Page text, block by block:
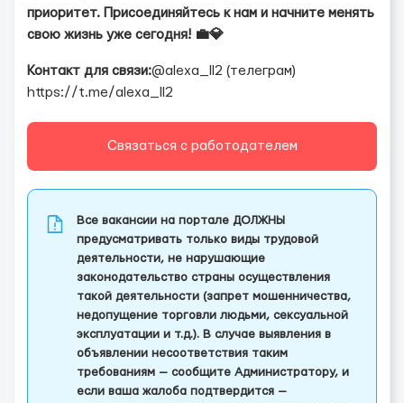
приоритет. Присоединяйтесь к нам и начните менять
свою жизнь уже сегодня! 💼💎
Контакт для связи:@alexa_ll2 (телеграм)
https://t.me/alexa_ll2
Связаться с работодателем
Все вакансии на портале ДОЛЖНЫ
предусматривать только виды трудовой
деятельности, не нарушающие
законодательство страны осуществления
такой деятельности (запрет мошенничества,
недопущение торговли людьми, сексуальной
эксплуатации и т.д.). В случае выявления в
объявлении несоответствия таким
требованиям — сообщите Администратору, и
если ваша жалоба подтвердится —